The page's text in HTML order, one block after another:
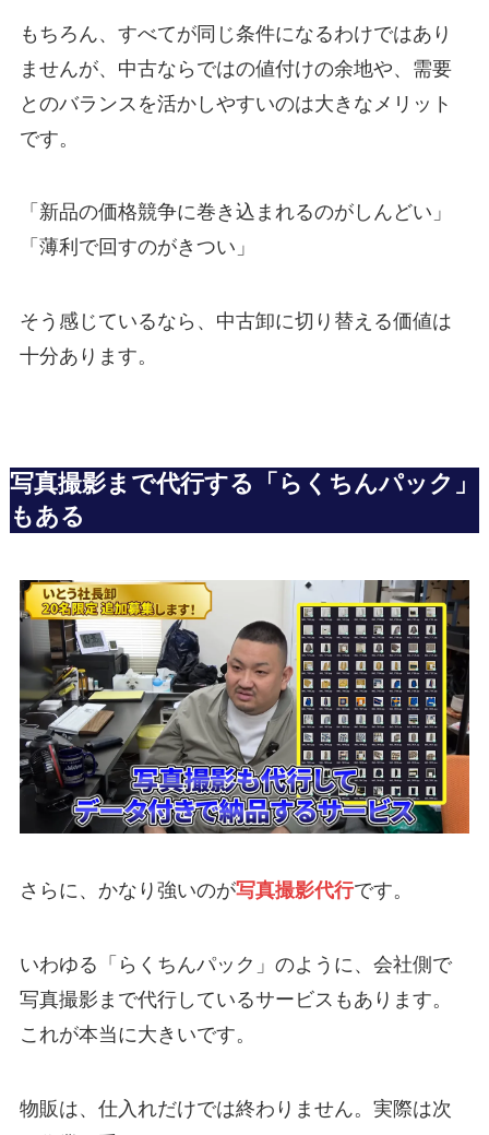
もちろん、すべてが同じ条件になるわけではあり
ませんが、中古ならではの値付けの余地や、需要
とのバランスを活かしやすいのは大きなメリット
です。
「新品の価格競争に巻き込まれるのがしんどい」
「薄利で回すのがきつい」
そう感じているなら、中古卸に切り替える価値は
十分あります。
写真撮影まで代行する「らくちんパック」
もある
さらに、かなり強いのが写真撮影代行です。
いわゆる「らくちんパック」のように、会社側で
写真撮影まで代行しているサービスもあります。
これが本当に大きいです。
物販は、仕入れだけでは終わりません。実際は次